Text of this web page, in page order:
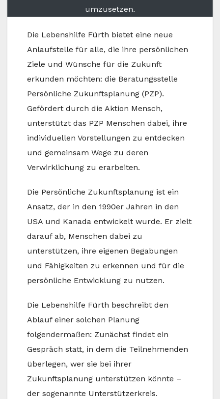
umzusetzen.
Die Lebenshilfe Fürth bietet eine neue
Anlaufstelle für alle, die ihre persönlichen
Ziele und Wünsche für die Zukunft
erkunden möchten: die Beratungsstelle
Persönliche Zukunftsplanung (PZP).
Gefördert durch die Aktion Mensch,
unterstützt das PZP Menschen dabei, ihre
individuellen Vorstellungen zu entdecken
und gemeinsam Wege zu deren
Verwirklichung zu erarbeiten.
Die Persönliche Zukunftsplanung ist ein
Ansatz, der in den 1990er Jahren in den
USA und Kanada entwickelt wurde. Er zielt
darauf ab, Menschen dabei zu
unterstützen, ihre eigenen Begabungen
und Fähigkeiten zu erkennen und für die
persönliche Entwicklung zu nutzen.
Die Lebenshilfe Fürth beschreibt den
Ablauf einer solchen Planung
folgendermaßen: Zunächst findet ein
Gespräch statt, in dem die Teilnehmenden
überlegen, wer sie bei ihrer
Zukunftsplanung unterstützen könnte –
der sogenannte Unterstützerkreis.